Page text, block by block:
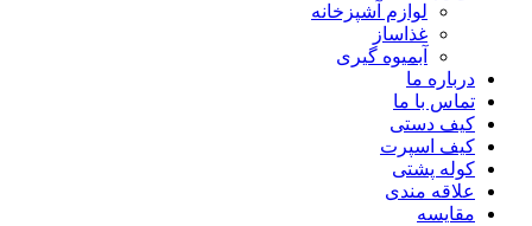
لوازم آشپزخانه
غذاساز
آبمیوه گیری
درباره ما
تماس با ما
کیف دستی
کیف اسپرت
کوله پشتی
علاقه مندی
مقایسه